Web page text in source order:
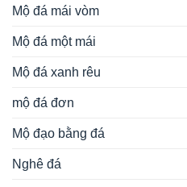
Mộ đá mái vòm
Mộ đá một mái
Mộ đá xanh rêu
mộ đá đơn
Mộ đạo bằng đá
Nghê đá